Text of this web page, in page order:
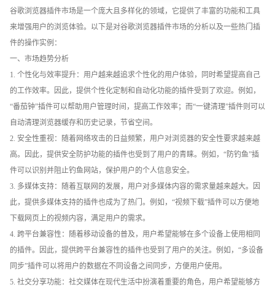
谷歌浏览器插件市场是一个庞大且多样化的领域，它提供了丰富的功能和工具
来增强用户的浏览体验。以下是对谷歌浏览器插件市场的分析以及一些热门插
件的操作实例：
一、市场趋势分析
1. 个性化与效率提升：用户越来越追求个性化的用户体验，同时希望提高自己
的工作效率。因此，提供个性化定制和自动化功能的插件受到了欢迎。例如，
“番茄钟”插件可以帮助用户管理时间，提高工作效率；而“一键清理”插件则可以
自动清理浏览器缓存和历史记录，节省空间。
2. 安全性重视：随着网络攻击的日益频繁，用户对浏览器的安全性要求越来越
高。因此，提供安全防护功能的插件也受到了用户的青睐。例如，“防钓鱼”插
件可以识别并阻止钓鱼网站，保护用户的个人信息安全。
3. 多媒体支持：随着互联网的发展，用户对多媒体内容的需求量越来越大。因
此，提供多媒体支持的插件也成为了热门。例如，“视频下载”插件可以方便地
下载网页上的视频内容，满足用户的需求。
4. 跨平台兼容性：随着移动设备的普及，用户希望能够在多个设备上使用相同
的插件。因此，提供跨平台兼容性的插件也受到了用户的关注。例如，“多设备
同步”插件可以将用户的数据在不同设备之间同步，方便用户使用。
5. 社交分享功能：社交媒体在现代生活中扮演着重要的角色，用户希望能够方